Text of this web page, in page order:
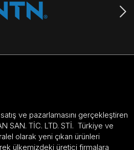
ve pazarlamasını gerçekleştiren
SAN. TİC. LTD. STİ. Türkiye ve
olarak yeni çıkan ürünleri
ülkemizdeki üretici firmalara